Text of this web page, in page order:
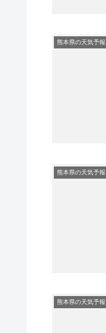
熊本県の天気予報
熊本県の天気予報
熊本県の天気予報